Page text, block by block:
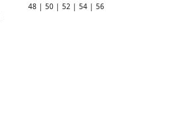
48 | 50 | 52 | 54 | 56